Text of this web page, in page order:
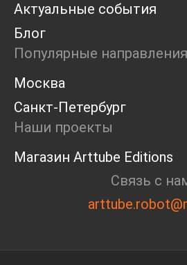
Ярмарка
Интервью
Open call
Экскурсия
Дискуссия
Cosmoscow 2024
Blazar 2024
Встречи
Актуальные события
Блог
Популярные направления
Москва
Санкт-Петербург
Наши проекты
Магазин Arttube Editions
Связь с